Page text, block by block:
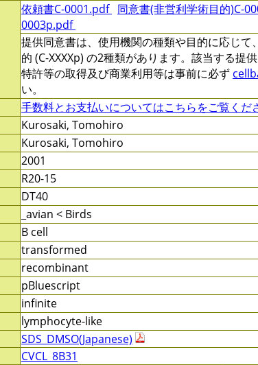
依頼書C-0001.pdf 同意書(非営利学術目的)C-
0003p.pdf
提供同意書は、使用機関の種類や目的に応じて
的 (C-XXXXp) の2種類があります。該当する提
特許等の取得及び商業利用等は事前に必ず
い。
手数料とお支払いについてはこちらをご覧くだ
Kurosaki, Tomohiro
Kurosaki, Tomohiro
2001
R20-15
DT40
_avian < Birds
B cell
transformed
recombinant
pBluescript
infinite
lymphocyte-like
SDS_DMSO(Japanese)
CVCL_8B31